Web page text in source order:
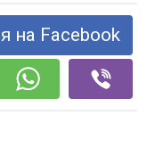
на Facebook